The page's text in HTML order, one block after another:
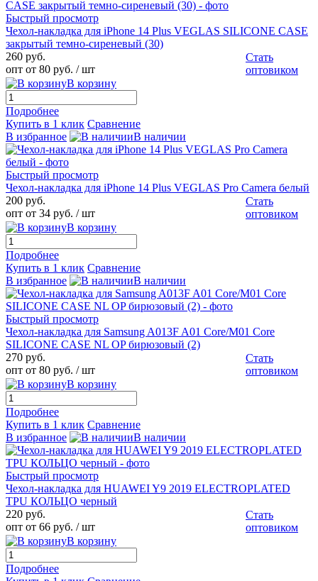
Быстрый просмотр
Чехол-накладка для iPhone 14 Plus VEGLAS SILICONE CASE
закрытый темно-сиреневый (30)
260 руб.
опт от 80 руб. / шт
Стать
оптовиком
В корзину
Подробнее
Купить в 1 клик Сравнение
В избранное
В наличии
Быстрый просмотр
Чехол-накладка для iPhone 14 Plus VEGLAS Pro Camera белый
200 руб.
опт от 34 руб. / шт
Стать
оптовиком
В корзину
Подробнее
Купить в 1 клик Сравнение
В избранное
В наличии
Быстрый просмотр
Чехол-накладка для Samsung A013F A01 Core/M01 Core
SILICONE CASE NL OP бирюзовый (2)
270 руб.
опт от 80 руб. / шт
Стать
оптовиком
В корзину
Подробнее
Купить в 1 клик Сравнение
В избранное
В наличии
Быстрый просмотр
Чехол-накладка для HUAWEI Y9 2019 ELECTROPLATED
TPU КОЛЬЦО черный
220 руб.
опт от 66 руб. / шт
Стать
оптовиком
В корзину
Подробнее